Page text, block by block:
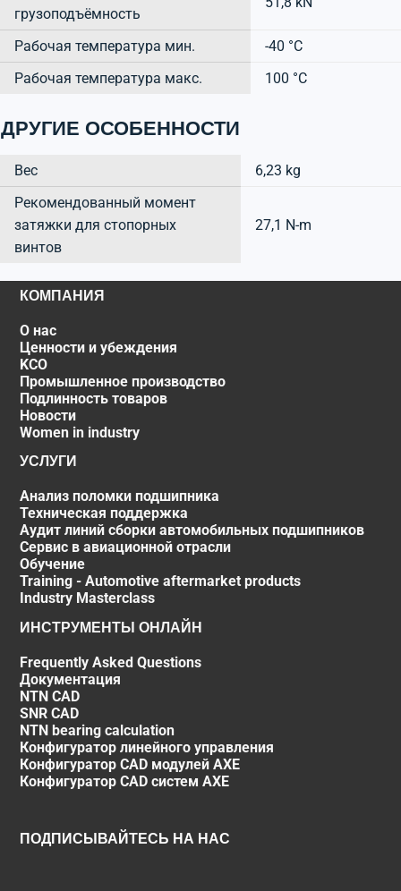
грузоподъёмность
Рабочая температура мин.
-40 °C
Рабочая температура макс.
100 °C
ДРУГИЕ ОСОБЕННОСТИ
Вес
6,23 kg
Рекомендованный момент
затяжки для стопорных
винтов
27,1 N-m
КОМПАНИЯ
О нас
Ценности и убеждения
KCO
Промышленное производство
Подлинность товаров
Новости
Women in industry
УСЛУГИ
Анализ поломки подшипника
Техническая поддержка
Аудит линий сборки автомобильных подшипников
Сервис в авиационной отрасли
Обучение
Training - Automotive aftermarket products
Industry Masterclass
ИНСТРУМЕНТЫ ОНЛАЙН
Frequently Asked Questions
Документация
NTN CAD
SNR CAD
NTN bearing calculation
Конфигуратор линейного управления
Конфигуратор CAD модулей AXE
Конфигуратор CAD систем AXE
ПОДПИСЫВАЙТЕСЬ НА НАС